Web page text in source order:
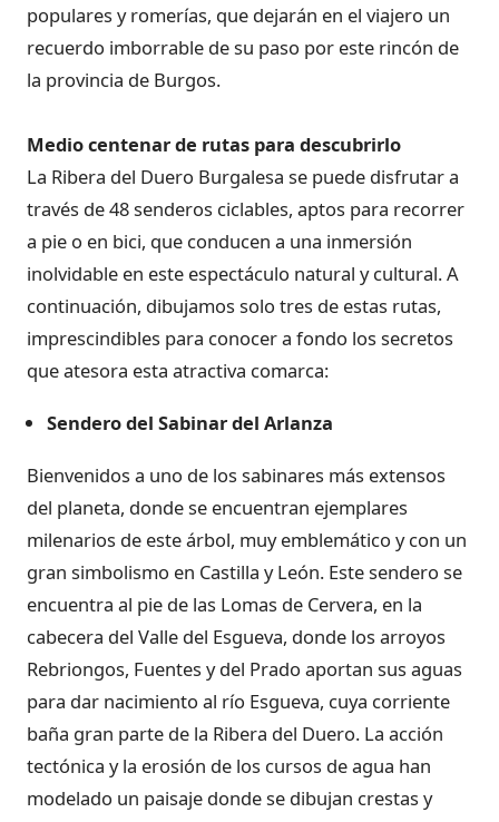
populares y romerías, que dejarán en el viajero un
recuerdo imborrable de su paso por este rincón de
la provincia de Burgos.
Medio centenar de rutas para descubrirlo
La Ribera del Duero Burgalesa se puede disfrutar a
través de 48 senderos ciclables, aptos para recorrer
a pie o en bici, que conducen a una inmersión
inolvidable en este espectáculo natural y cultural. A
continuación, dibujamos solo tres de estas rutas,
imprescindibles para conocer a fondo los secretos
que atesora esta atractiva comarca:
Sendero del Sabinar del Arlanza
Bienvenidos a uno de los sabinares más extensos
del planeta, donde se encuentran ejemplares
milenarios de este árbol, muy emblemático y con un
gran simbolismo en Castilla y León. Este sendero se
encuentra al pie de las Lomas de Cervera, en la
cabecera del Valle del Esgueva, donde los arroyos
Rebriongos, Fuentes y del Prado aportan sus aguas
para dar nacimiento al río Esgueva, cuya corriente
baña gran parte de la Ribera del Duero. La acción
tectónica y la erosión de los cursos de agua han
modelado un paisaje donde se dibujan crestas y